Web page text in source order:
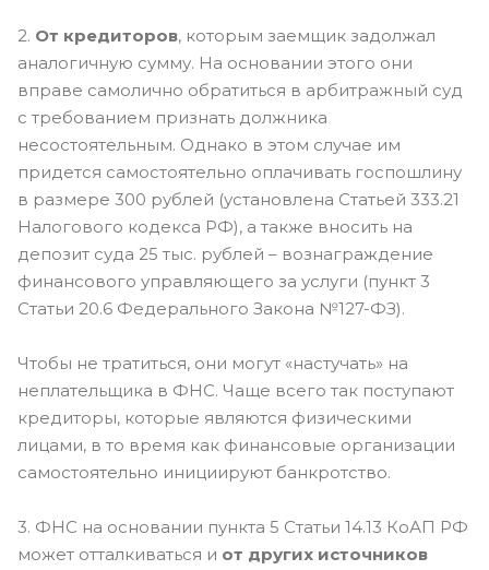
2. От кредиторов, которым заемщик задолжал
аналогичную сумму. На основании этого они
вправе самолично обратиться в арбитражный суд
с требованием признать должника
несостоятельным. Однако в этом случае им
придется самостоятельно оплачивать госпошлину
в размере 300 рублей (установлена Статьей 333.21
Налогового кодекса РФ), а также вносить на
депозит суда 25 тыс. рублей – вознаграждение
финансового управляющего за услуги (пункт 3
Статьи 20.6 Федерального Закона №127-ФЗ).
Чтобы не тратиться, они могут «настучать» на
неплательщика в ФНС. Чаще всего так поступают
кредиторы, которые являются физическими
лицами, в то время как финансовые организации
самостоятельно инициируют банкротство.
3. ФНС на основании пункта 5 Статьи 14.13 КоАП РФ
может отталкиваться и от других источников